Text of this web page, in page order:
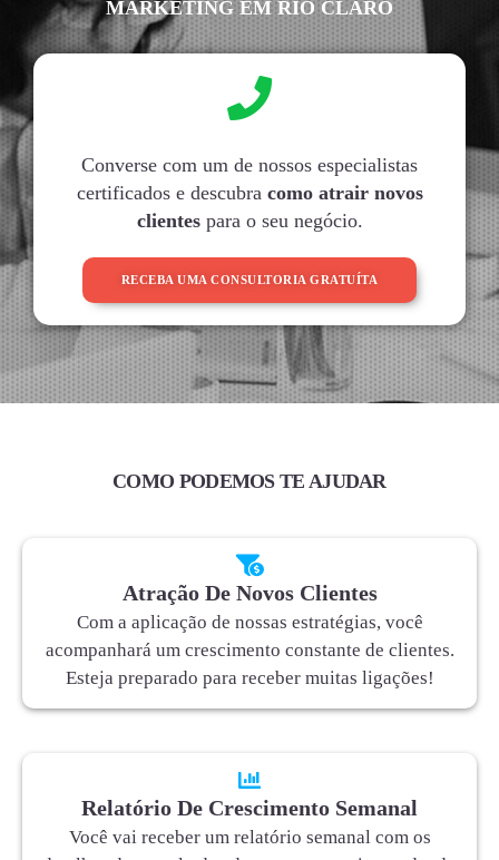
MARKETING EM RIO CLARO
Converse com um de nossos especialistas
certificados e descubra como atrair novos
clientespara o seu negócio.
RECEBA UMA CONSULTORIA GRATUÍTA
COMO PODEMOS TE AJUDAR
Atração De Novos Clientes
Com a aplicação de nossas estratégias, você
acompanhará um crescimento constante de clientes.
Esteja preparado para receber muitas ligações!
Relatório De Crescimento Semanal
Você vai receber um relatório semanal com os